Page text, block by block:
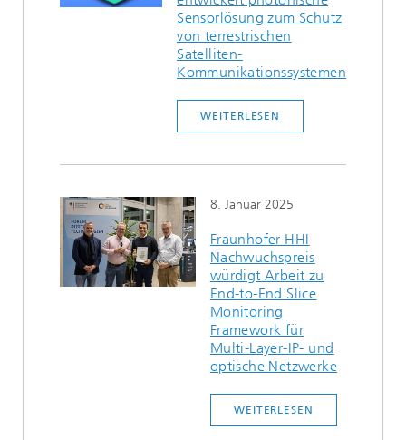
Sensorlösung zum Schutz
von terrestrischen
Satelliten-
Kommunikationssystemen
WEITERLESEN
8. Januar 2025
Fraunhofer HHI
Nachwuchspreis
würdigt Arbeit zu
End-to-End Slice
Monitoring
Framework für
Multi-Layer-IP- und
optische Netzwerke
WEITERLESEN